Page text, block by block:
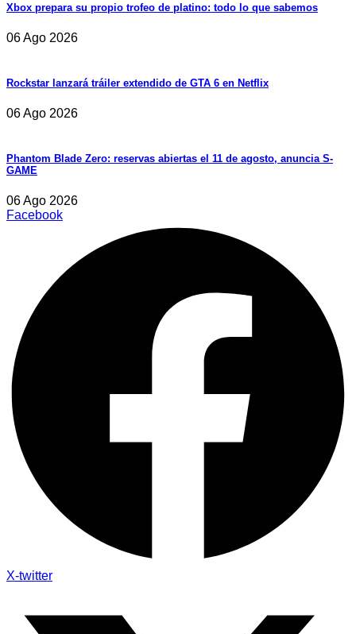
Xbox prepara su propio trofeo de platino: todo lo que sabemos
06 Ago 2026
Rockstar lanzará tráiler extendido de GTA 6 en Netflix
06 Ago 2026
Phantom Blade Zero: reservas abiertas el 11 de agosto, anuncia S-
GAME
06 Ago 2026
Facebook
X-twitter